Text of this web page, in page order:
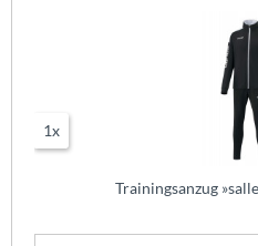
1x
Trainingsanzug